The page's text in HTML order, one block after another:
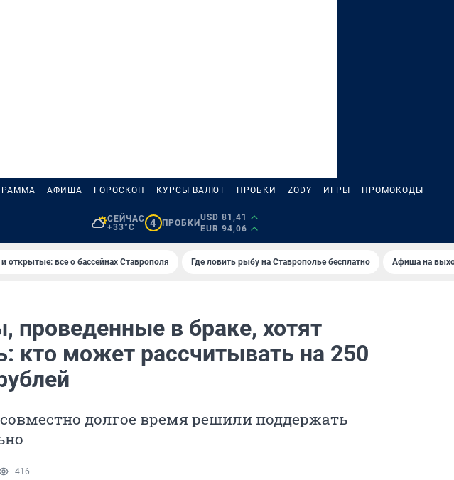
АФИША ГОРОСКОП КУРСЫ ВАЛЮТ ПРОБКИ ZODY ИГРЫ ПРОМОКОДЫ
СЕЙЧАС
+33°C
4 ПРОБКИ
USD 81,41
EUR 94,06
открытые: все о бассейнах Ставрополя Где ловить рыбу на Ставрополье бесплатно Афиша на
проведенные в браке, хотят
кто может рассчитывать на 250
долгое время решили поддержать
416